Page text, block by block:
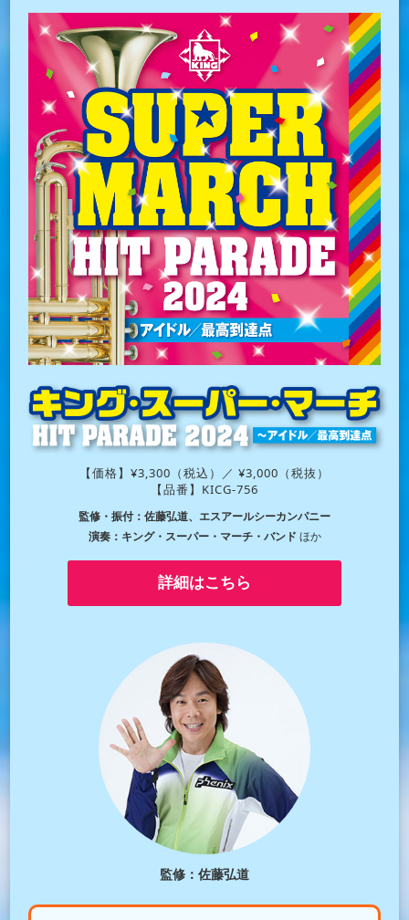
【価格】¥3,300（税込）／ ¥3,000（税抜）
【品番】KICG-756
監修・振付：佐藤弘道、エスアールシーカンパニー
演奏：キング・スーパー・マーチ・バンド ほか
詳細はこちら
監修：佐藤弘道